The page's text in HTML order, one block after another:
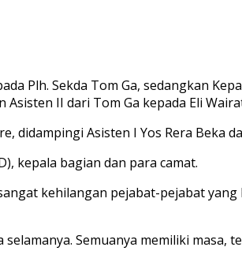
Plh. Sekda Tom Ga, sedangkan
II dari Tom Ga kepada Eli
didampingi Asisten I Yos Rera Beka
kepala bagian dan para camat.
kehilangan pejabat-pejabat
Semuanya memiliki